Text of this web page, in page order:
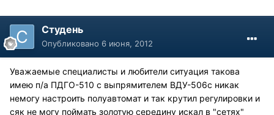
Студень
Опубликовано 6 июня, 2012
Уважаемые специалисты и любители ситуация такова
имею п/а ПДГО-510 с выпрямителем ВДУ-506с никак
немогу настроить полуавтомат и так крутил регулировки и
сяк не могу поймать золотую середину искал в "сетях"